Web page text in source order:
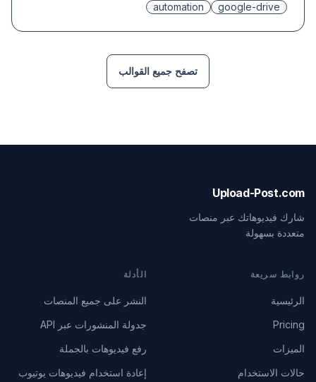
google-drive
automation
تصفح جميع القوالب
Upload-Post.com
شارك فيديوهاتك عبر منصات
متعددة بسهولة
روابط سريعة
الرئيسية
Pricing
الميزات
حالات الاستخدام
الأدلة
النشر على جميع المنصات
جدولة المنشورات عبر API
رفع فيديوهات بالجملة
إعادة استخدام فيديوهات يوتيوب